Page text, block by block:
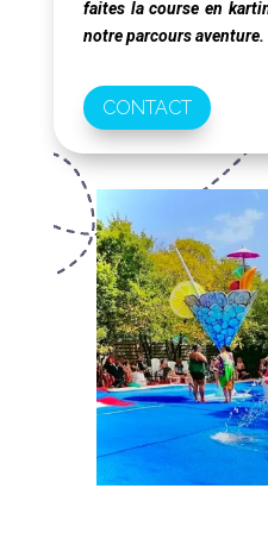
faites la course en
notre parcours aventure.
CONTACT